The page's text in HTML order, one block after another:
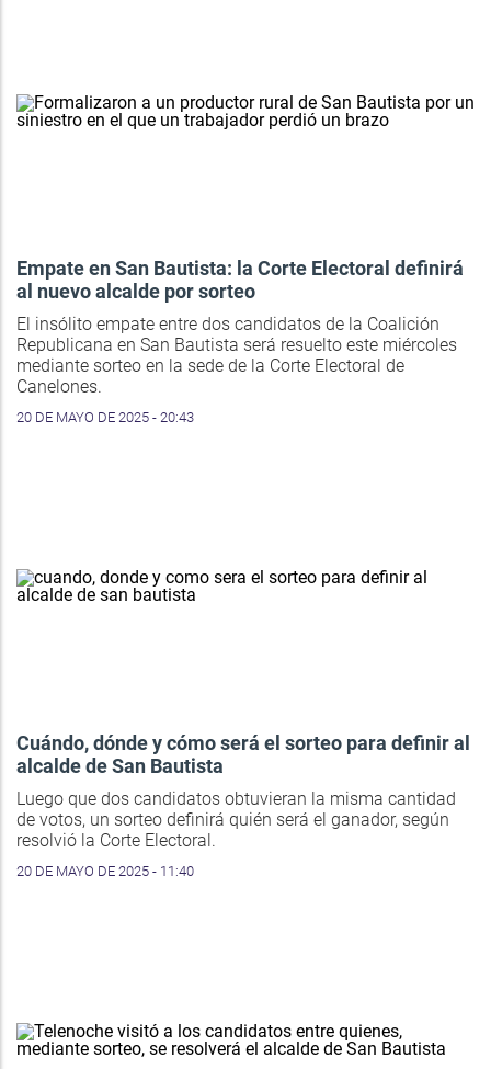
Empate en San Bautista: la Corte Electoral definirá
al nuevo alcalde por sorteo
El insólito empate entre dos candidatos de la Coalición
Republicana en San Bautista será resuelto este miércoles
mediante sorteo en la sede de la Corte Electoral de
Canelones.
20 DE MAYO DE 2025 - 20:43
Cuándo, dónde y cómo será el sorteo para definir al
alcalde de San Bautista
Luego que dos candidatos obtuvieran la misma cantidad
de votos, un sorteo definirá quién será el ganador, según
resolvió la Corte Electoral.
20 DE MAYO DE 2025 - 11:40